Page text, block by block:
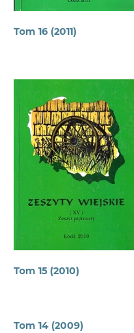
Tom 16 (2011)
Tom 15 (2010)
Tom 14 (2009)